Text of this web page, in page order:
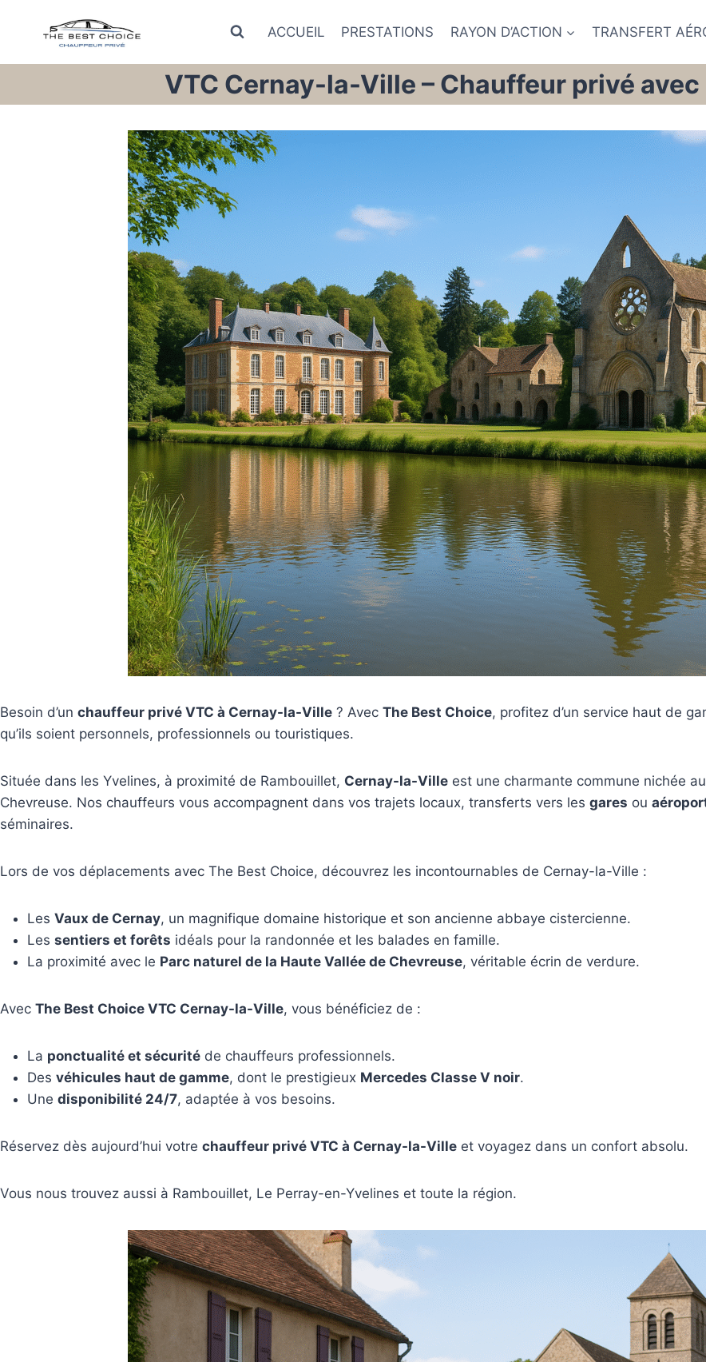
ACCUEIL PRESTATIONS RAYON D’ACTION TRANSFERT
VTC Cernay-la-Ville – Chauffeur privé
Besoin d’un chauffeur privé VTC à Cernay-la-Ville ? Avec The Best Choice, profitez d’un service haut de
qu’ils soient personnels, professionnels ou touristiques.
Située dans les Yvelines, à proximité de Rambouillet, Cernay-la-Ville est une charmante commune nichée
Chevreuse. Nos chauffeurs vous accompagnent dans vos trajets locaux, transferts vers les gares ou
séminaires.
Lors de vos déplacements avec The Best Choice, découvrez les incontournables de Cernay-la-Ville :
Les Vaux de Cernay, un magnifique domaine historique et son ancienne abbaye cistercienne.
Les sentiers et forêts idéals pour la randonnée et les balades en famille.
La proximité avec le Parc naturel de la Haute Vallée de Chevreuse, véritable écrin de verdure.
Avec The Best Choice VTC Cernay-la-Ville, vous bénéficiez de :
La ponctualité et sécurité de chauffeurs professionnels.
Des véhicules haut de gamme, dont le prestigieux Mercedes Classe V noir.
Une disponibilité 24/7, adaptée à vos besoins.
Réservez dès aujourd’hui votre chauffeur privé VTC à Cernay-la-Ville et voyagez dans un confort absolu.
Vous nous trouvez aussi à Rambouillet, Le Perray-en-Yvelines et toute la région.